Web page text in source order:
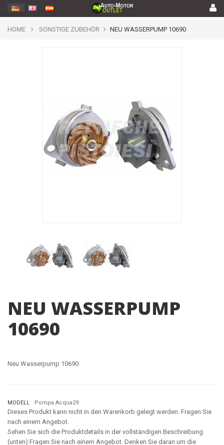
HOME SONSTIGE ZUBEHÖR NEU WASSERPUMP 10690
NEU WASSERPUMP
10690
Neu Wasserpump 10690
MODELL Pompa Acqua29
Dieses Produkt kann nicht in den Warenkorb gelegt werden. Fragen Sie
nach einem Angebot.
Sehen Sie sich die Produktdetails in der vollständigen Beschreibung
(unten) Fragen Sie nach einem Angebot. Denken Sie daran um die